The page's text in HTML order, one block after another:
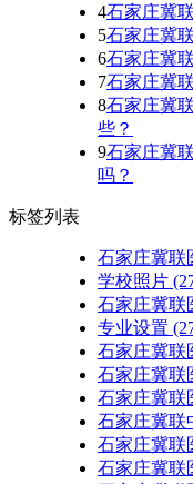
4石家庄冀
5石家庄冀
6石家庄冀
7石家庄冀
8石家庄冀
些？
9石家庄冀
吗？
标签列表
石家庄冀联
学校照片
石家庄冀联
专业设置
石家庄冀联
石家庄冀联
石家庄冀联
石家庄冀联
石家庄冀联
石家庄冀联